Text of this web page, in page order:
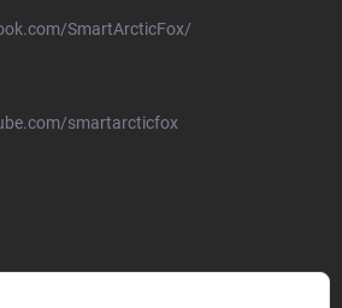
SmartArcticFox/
smartarcticfox